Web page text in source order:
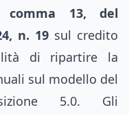
13, del
n. 19 sul credito
di ripartire la
sul modello del
5.0. Gli